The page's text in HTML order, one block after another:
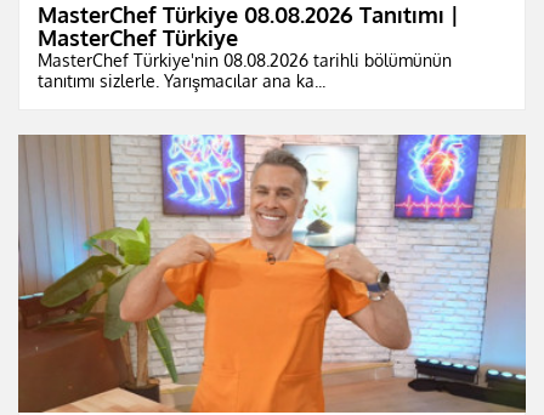
MasterChef Türkiye 08.08.2026 Tanıtımı |
MasterChef Türkiye
MasterChef Türkiye'nin 08.08.2026 tarihli bölümünün
tanıtımı sizlerle. Yarışmacılar ana ka...